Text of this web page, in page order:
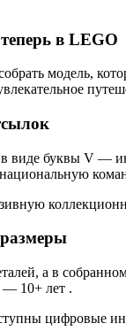
в LEGO
модель,
виде буквы V —
а в
— 10+ лет .
цифровые